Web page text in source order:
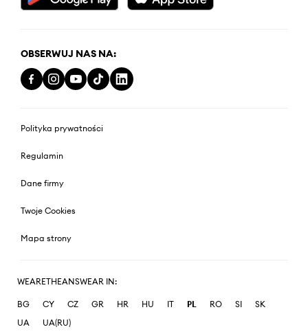
OBSERWUJ NAS NA:
Polityka prywatności
Regulamin
Dane firmy
Twoje Cookies
Mapa strony
WEARETHEANSWEAR IN:
BG CY CZ GR HR HU IT PL RO SI
SK
UA
UA(RU)